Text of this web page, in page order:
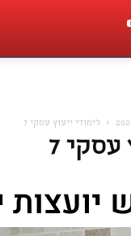
לימודי ייעוץ עסקי 7
7